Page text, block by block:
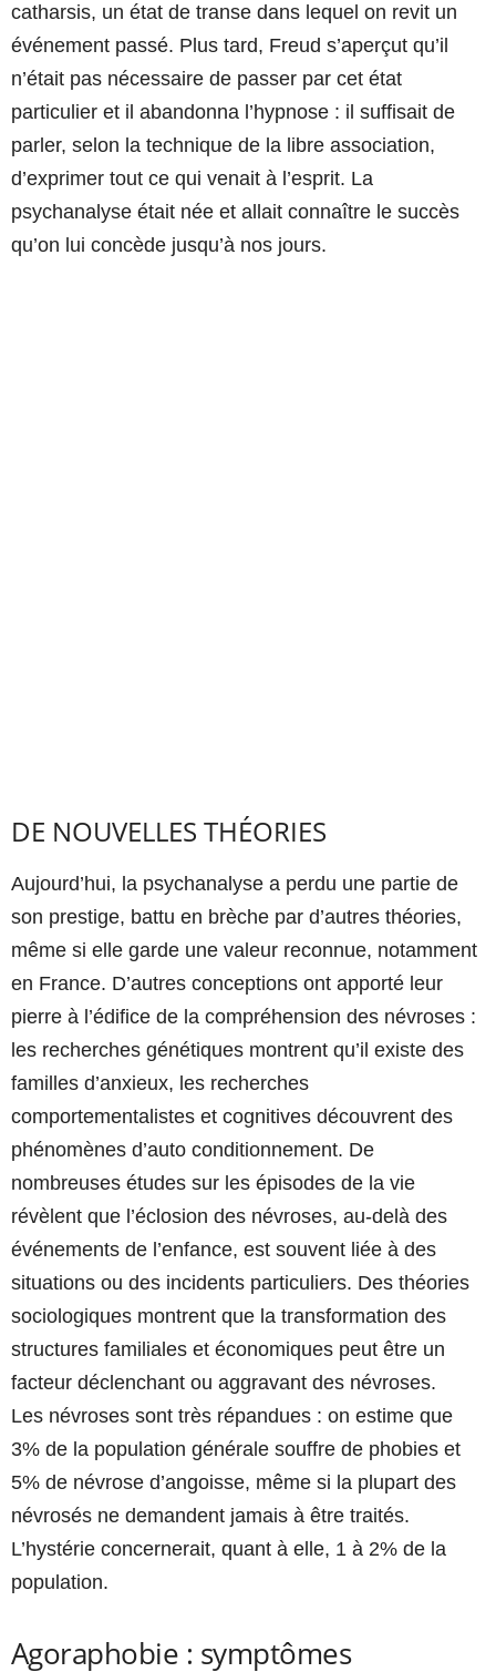
catharsis, un état de transe dans lequel on revit un
événement passé. Plus tard, Freud s’aperçut qu’il
n’était pas nécessaire de passer par cet état
particulier et il abandonna l’hypnose : il suffisait de
parler, selon la technique de la libre association,
d’exprimer tout ce qui venait à l’esprit. La
psychanalyse était née et allait connaître le succès
qu’on lui concède jusqu’à nos jours.
DE NOUVELLES THÉORIES
Aujourd’hui, la psychanalyse a perdu une partie de
son prestige, battu en brèche par d’autres théories,
même si elle garde une valeur reconnue, notamment
en France. D’autres conceptions ont apporté leur
pierre à l’édifice de la compréhension des névroses :
les recherches génétiques montrent qu’il existe des
familles d’anxieux, les recherches
comportementalistes et cognitives découvrent des
phénomènes d’auto conditionnement. De
nombreuses études sur les épisodes de la vie
révèlent que l’éclosion des névroses, au-delà des
événements de l’enfance, est souvent liée à des
situations ou des incidents particuliers. Des théories
sociologiques montrent que la transformation des
structures familiales et économiques peut être un
facteur déclenchant ou aggravant des névroses.
Les névroses sont très répandues : on estime que
3% de la population générale souffre de phobies et
5% de névrose d’angoisse, même si la plupart des
névrosés ne demandent jamais à être traités.
L’hystérie concernerait, quant à elle, 1 à 2% de la
population.
Agoraphobie : symptômes